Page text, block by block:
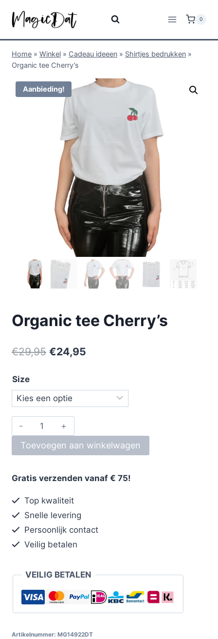
0
Home » Winkel » Cadeau ideeen » Shirtjes bedrukken »
Organic tee Cherry’s
Aanbieding!
Organic tee Cherry’s
€29,95 €24,95
Size
Toevoegen aan winkelwagen
Gratis verzenden vanaf € 75!
Top kwaliteit
Snelle levering
Persoonlijk contact
Veilig betalen
VEILIG BETALEN
Artikelnummer: MG14922DT